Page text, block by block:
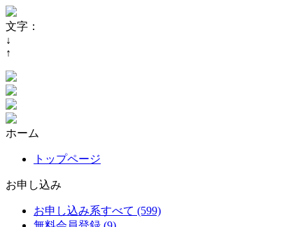
文字：
↓
↑
ホーム
トップページ
お申し込み
お申し込み系すべて (599)